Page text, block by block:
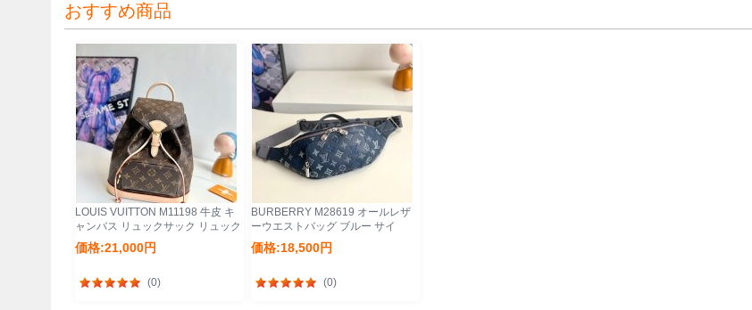
おすすめ商品
LOUIS VUITTON M11198 牛皮 キ
ャンバス リュックサック リュック
30x28x18cm サイズ:30x28x18cm
価格:21,000円
(0)
BURBERRY M28619 オールレザ
ーウエストバッグ ブルー サイ
ズ:30x15cm
価格:18,500円
(0)